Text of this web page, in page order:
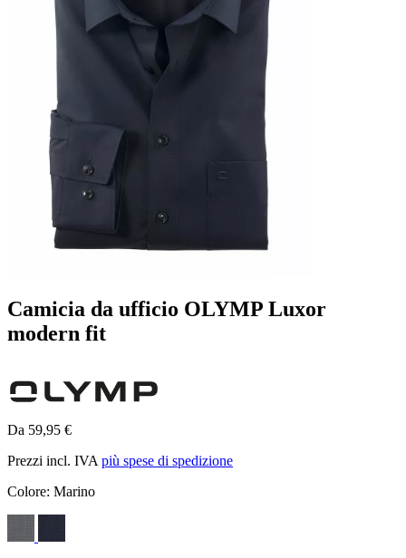
Camicia da ufficio OLYMP Luxor
modern fit
Da 59,95 €
Prezzi incl. IVA più spese di spedizione
Colore: Marino